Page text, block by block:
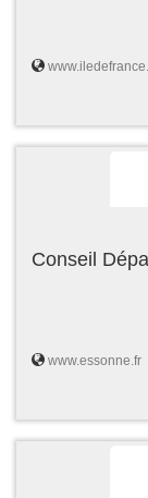
Conseil
www.essonne.fr